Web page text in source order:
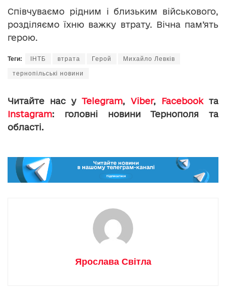
Співчуваємо рідним і близьким військового,
розділяємо їхню важку втрату. Вічна пам’ять
герою.
Теги: ІНТБ втрата Герой Михайло Левків
тернопільські новини
Читайте нас у Telegram, Viber, Facebookта
Instagram: головні новини Тернополя та
області.
Ярослава Світла